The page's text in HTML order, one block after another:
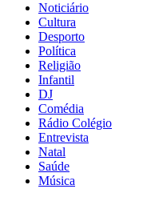
Noticiário
Cultura
Desporto
Política
Religião
Infantil
DJ
Comédia
Rádio Colégio
Entrevista
Natal
Saúde
Música